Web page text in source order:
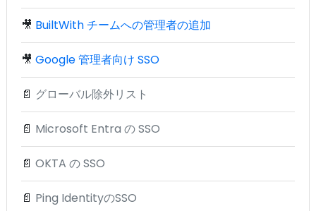
🎥 BuiltWith チームへの管理者の追加
🎥 Google 管理者向け SSO
📄 グローバル除外リスト
📄 Microsoft Entra の SSO
📄 OKTA の SSO
📄 Ping IdentityのSSO